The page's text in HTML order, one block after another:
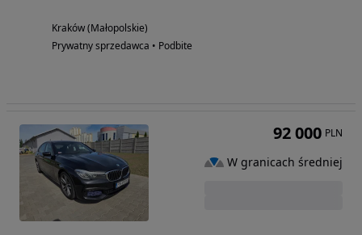
Kraków (Małopolskie)
Prywatny sprzedawca • Podbite
92 000 PLN
W granicach średniej